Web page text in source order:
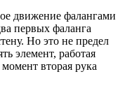
движение фалангами
первых фаланга
Но это не предел
элемент, работая
вторая рука